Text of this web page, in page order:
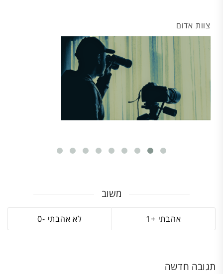
צוות אדום
משוב
1
0
תגובה חדשה